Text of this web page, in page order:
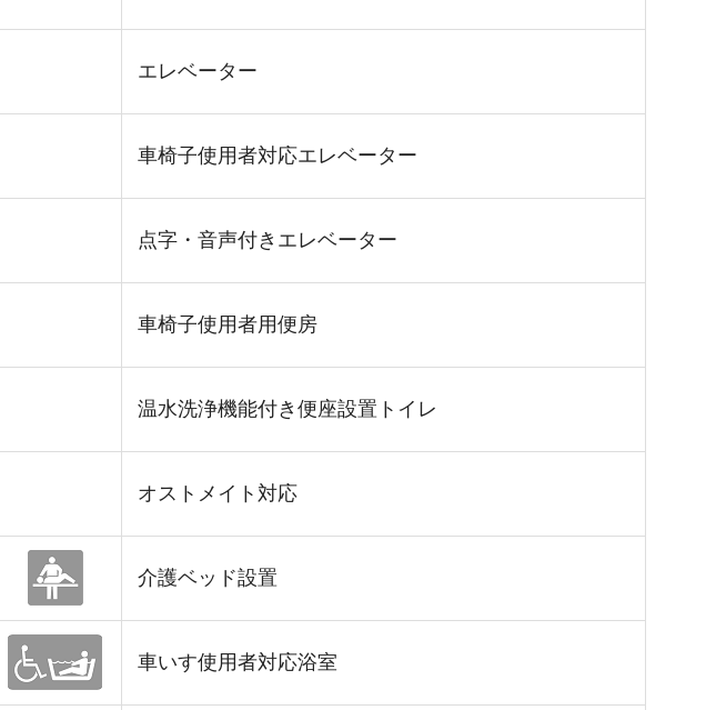
エレベーター
車椅子使用者対応エレベーター
点字・音声付きエレベーター
車椅子使用者用便房
温水洗浄機能付き便座設置トイレ
オストメイト対応
介護ベッド設置
車いす使用者対応浴室